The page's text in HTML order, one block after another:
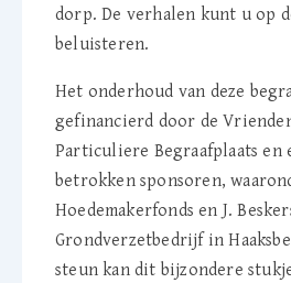
dorp. De verhalen kunt u op
beluisteren.
Het onderhoud van deze
gefinancierd door de
Particuliere Begraafplaats en
betrokken sponsoren,
Hoedemakerfonds en J.
Grondverzetbedrijf in
steun kan dit bijzondere